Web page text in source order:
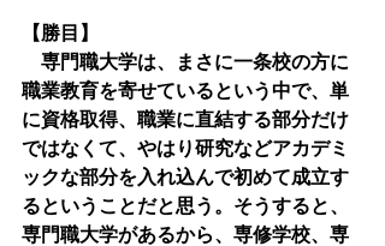
【勝目】
専門職大学は、まさに一条校の方に
職業教育を寄せているという中で、単
に資格取得、職業に直結する部分だけ
ではなくて、やはり研究などアカデミ
ックな部分を入れ込んで初めて成立す
るということだと思う。そうすると、
専門職大学があるから、専修学校、専